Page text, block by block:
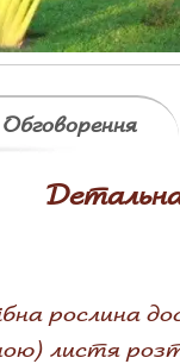
Обговорення
рослина
листя